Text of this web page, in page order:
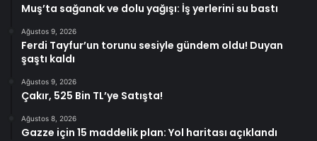
Muş’ta sağanak ve dolu yağışı: İş yerlerini su bastı
Ağustos 9, 2026
Ferdi Tayfur’un torunu sesiyle gündem oldu! Duyan
şaştı kaldı
Ağustos 9, 2026
Çakır, 525 Bin TL’ye Satışta!
Ağustos 8, 2026
Gazze için 15 maddelik plan: Yol haritası açıklandı